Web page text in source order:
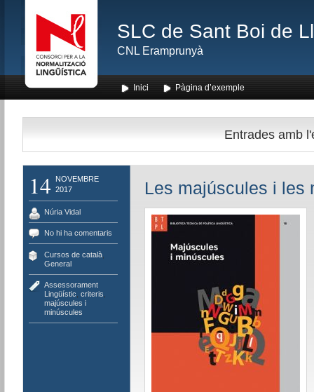
SLC de Sant Boi de
CNL Eramprunyà
Inici Pàgina d’exemple
Entrades amb
14
NOVEMBRE
2017
Núria Vidal
No hi ha comentaris
Cursos de català,
General
Assessorament
Lingüístic criteris
majúscules i
minúscules
Les majúscules i les